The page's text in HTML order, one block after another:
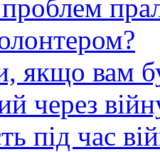
якщо вам
через
під час